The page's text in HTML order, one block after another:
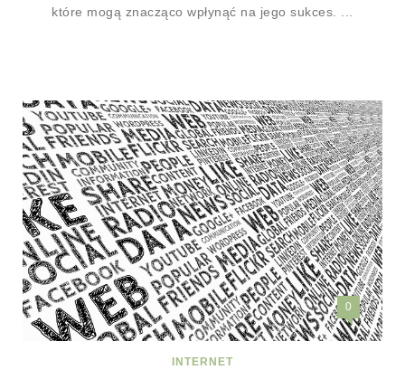
które mogą znacząco wpłynąć na jego sukces. ...
0
INTERNET